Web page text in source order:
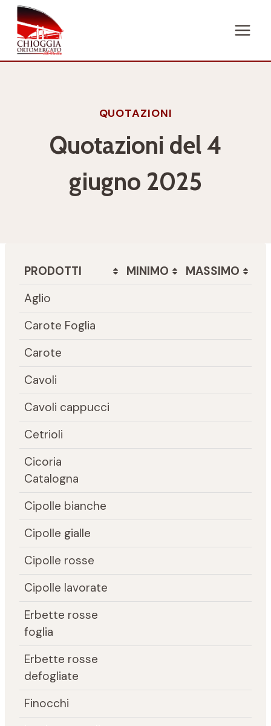
Salta
contenuto
QUOTAZIONI
Quotazioni del 4
giugno 2025
PRODOTTI MINIMO
MASSIMO
Aglio
Carote Foglia
Carote
Cavoli
Cavoli cappucci
Cetrioli
Cicoria
Catalogna
Cipolle bianche
Cipolle gialle
Cipolle rosse
Cipolle lavorate
Erbette rosse
foglia
Erbette rosse
defogliate
Finocchi